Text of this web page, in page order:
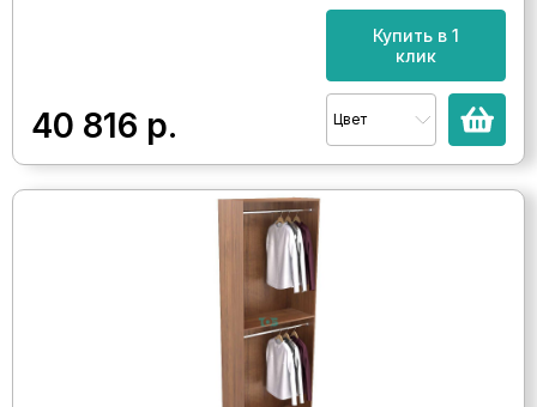
40 816 р.
Купить в 1
клик
Цвет